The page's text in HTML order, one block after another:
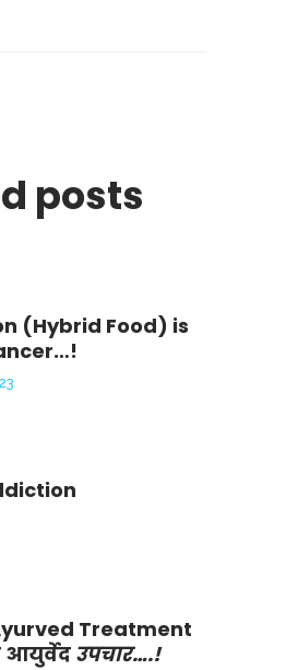
posts
(Hybrid Food) is
Treatment
उपचार….!